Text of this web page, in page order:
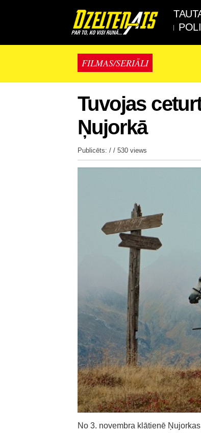
FILMAS/SERIĀLI
Tuvojas
Ņujorkā
Publicēts: / / 530 views
No 3. novembra klātienē